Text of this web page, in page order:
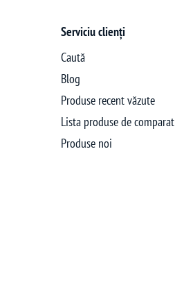
Serviciu clienți
Caută
Blog
Produse recent văzute
Lista produse de comparat
Produse noi